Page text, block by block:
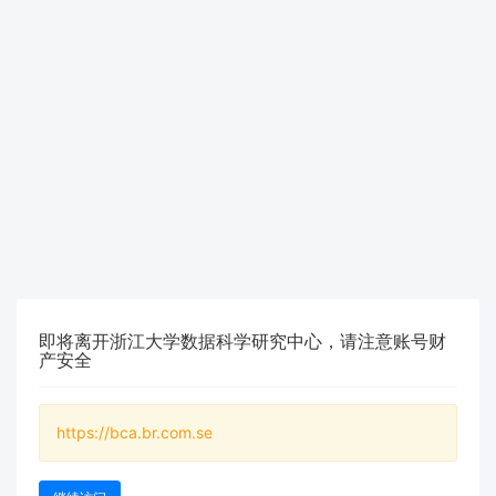
即将离开浙江大学数据科学研究中心，请注意账号财
产安全
https://bca.br.com.se